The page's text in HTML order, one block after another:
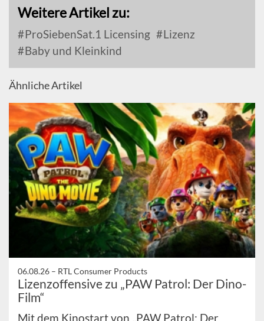
Weitere Artikel zu:
ProSiebenSat.1 Licensing
Lizenz
Baby und Kleinkind
Ähnliche Artikel
06.08.26 – RTL Consumer Products
Lizenzoffensive zu „PAW Patrol: Der Dino-
Film“
Mit dem Kinostart von „PAW Patrol: Der